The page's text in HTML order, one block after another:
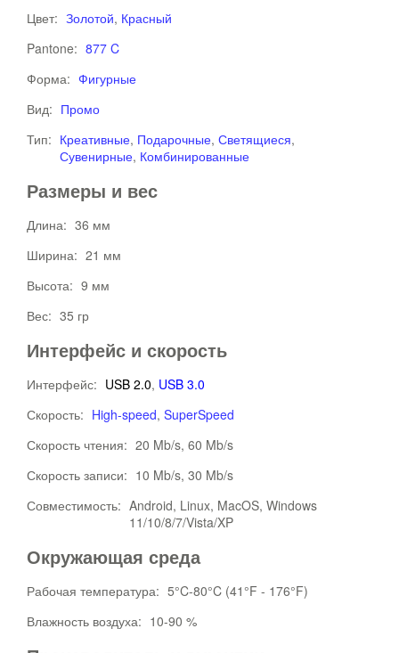
Цвет: Золотой, Красный
Pantone: 877 C
Форма: Фигурные
Вид: Промо
Тип: Креативные, Подарочные, Светящиеся,
Сувенирные, Комбинированные
Размеры и вес
Длина: 36 мм
Ширина: 21 мм
Высота: 9 мм
Вес: 35 гр
Интерфейс и скорость
Интерфейс: USB 2.0, USB 3.0
Скорость: High-speed, SuperSpeed
Скорость чтения: 20 Mb/s, 60 Mb/s
Скорость записи: 10 Mb/s, 30 Mb/s
Совместимость: Android, Linux, MacOS, Windows
11/10/8/7/Vista/XP
Окружающая среда
Рабочая температура: 5°C-80°C (41°F - 176°F)
Влажность воздуха: 10-90 %